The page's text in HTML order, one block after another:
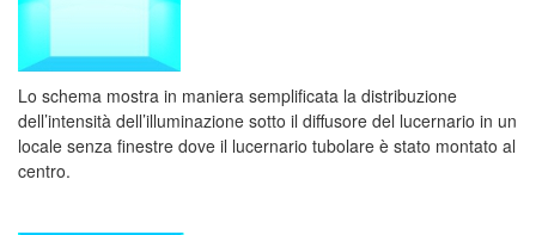
Lo schema mostra in maniera semplificata la distribuzione
dell’intensità dell’illuminazione sotto il diffusore del lucernario in un
locale senza finestre dove il lucernario tubolare è stato montato al
centro.